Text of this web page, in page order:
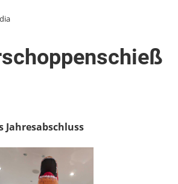
Jahresabschluss